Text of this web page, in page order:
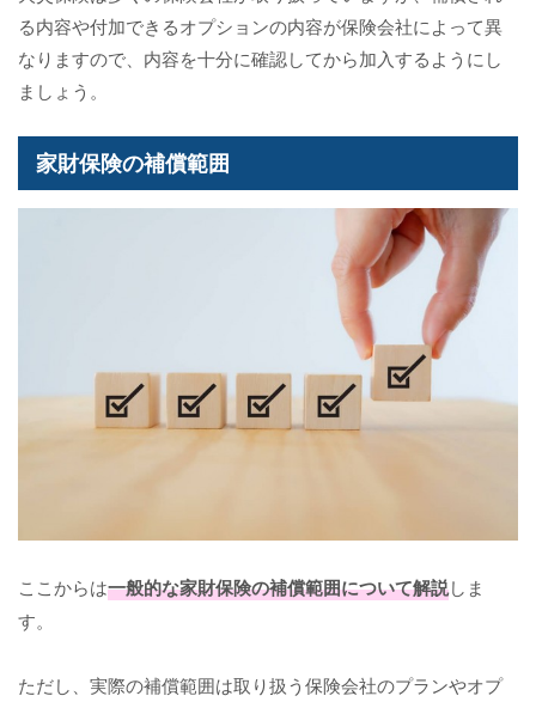
る内容や付加できるオプションの内容が保険会社によって異
なりますので、内容を十分に確認してから加入するようにし
ましょう。
家財保険の補償範囲
ここからは一般的な家財保険の補償範囲について解説しま
す。
ただし、実際の補償範囲は取り扱う保険会社のプランやオプ